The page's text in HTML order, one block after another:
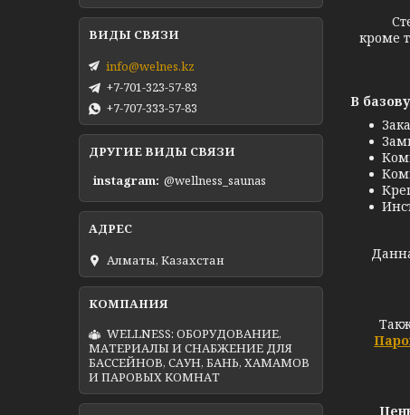
кроме
В
info@welnes.kz
+7-701-323-57-83
+7-707-333-57-83
ДРУГИЕ ВИДЫ СВЯЗИ
instagram @wellness_saunas
Алматы, Казахстан
WELLNESS: ОБОРУДОВАНИЕ,
МАТЕРИАЛЫ И СНАБЖЕНИЕ ДЛЯ
БАССЕЙНОВ, САУН, БАНЬ, ХАМАМОВ
И ПАРОВЫХ КОМНАТ